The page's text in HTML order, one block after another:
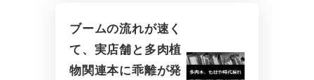
ブームの流れが速く
て、実店舗と多肉植
物関連本に乖離が発